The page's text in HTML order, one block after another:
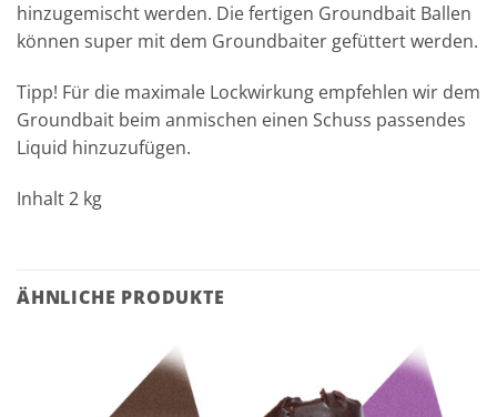
hinzugemischt werden. Die fertigen Groundbait Ballen
können super mit dem Groundbaiter gefüttert werden.
Tipp! Für die maximale Lockwirkung empfehlen wir dem
Groundbait beim anmischen einen Schuss passendes
Liquid hinzuzufügen.
Inhalt 2 kg
ÄHNLICHE PRODUKTE